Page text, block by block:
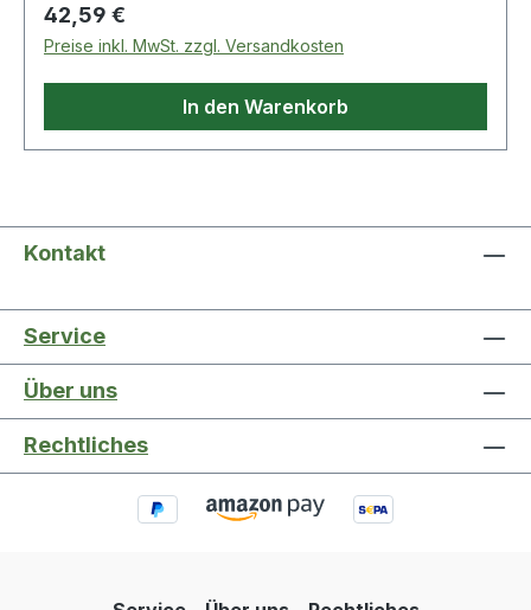
Regulärer Preis:
42,59 €
Preise inkl. MwSt. zzgl. Versandkosten
In den Warenkorb
Kontakt
Service
Über uns
Rechtliches